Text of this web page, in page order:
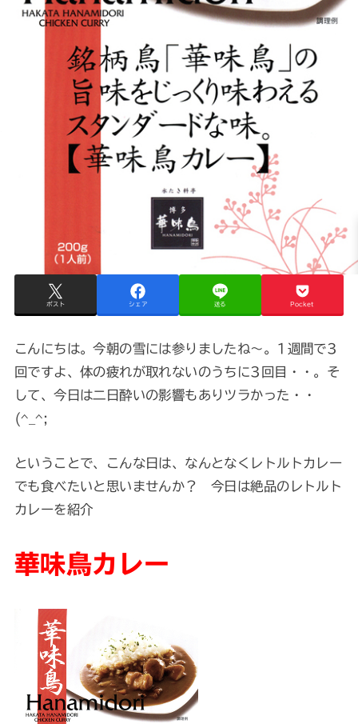
ポスト シェア 送る Pocket
こんにちは。今朝の雪には参りましたね～。1週間で3
回ですよ、体の疲れが取れないのうちに3回目・・。そ
して、今日は二日酔いの影響もありツラかった・・
(^_^;
ということで、こんな日は、なんとなくレトルトカレー
でも食べたいと思いませんか？ 今日は絶品のレトルト
カレーを紹介
華味鳥カレー